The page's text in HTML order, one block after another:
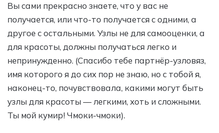
Вы сами прекрасно знаете, что у вас не
получается, или что-то получается с одними, а
другое с остальными. Узлы не для самооценки, а
для красоты, должны получаться легко и
непринужденно. (Спасибо тебе партнёр-узловяз,
имя которого я до сих пор не знаю, но с тобой я,
наконец-то, почувствовала, какими могут быть
узлы для красоты — легкими, хоть и сложными.
Ты мой кумир! Чмоки-чмоки).